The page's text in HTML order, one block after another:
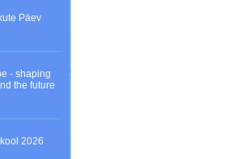
Päev
- shaping
the future
2026